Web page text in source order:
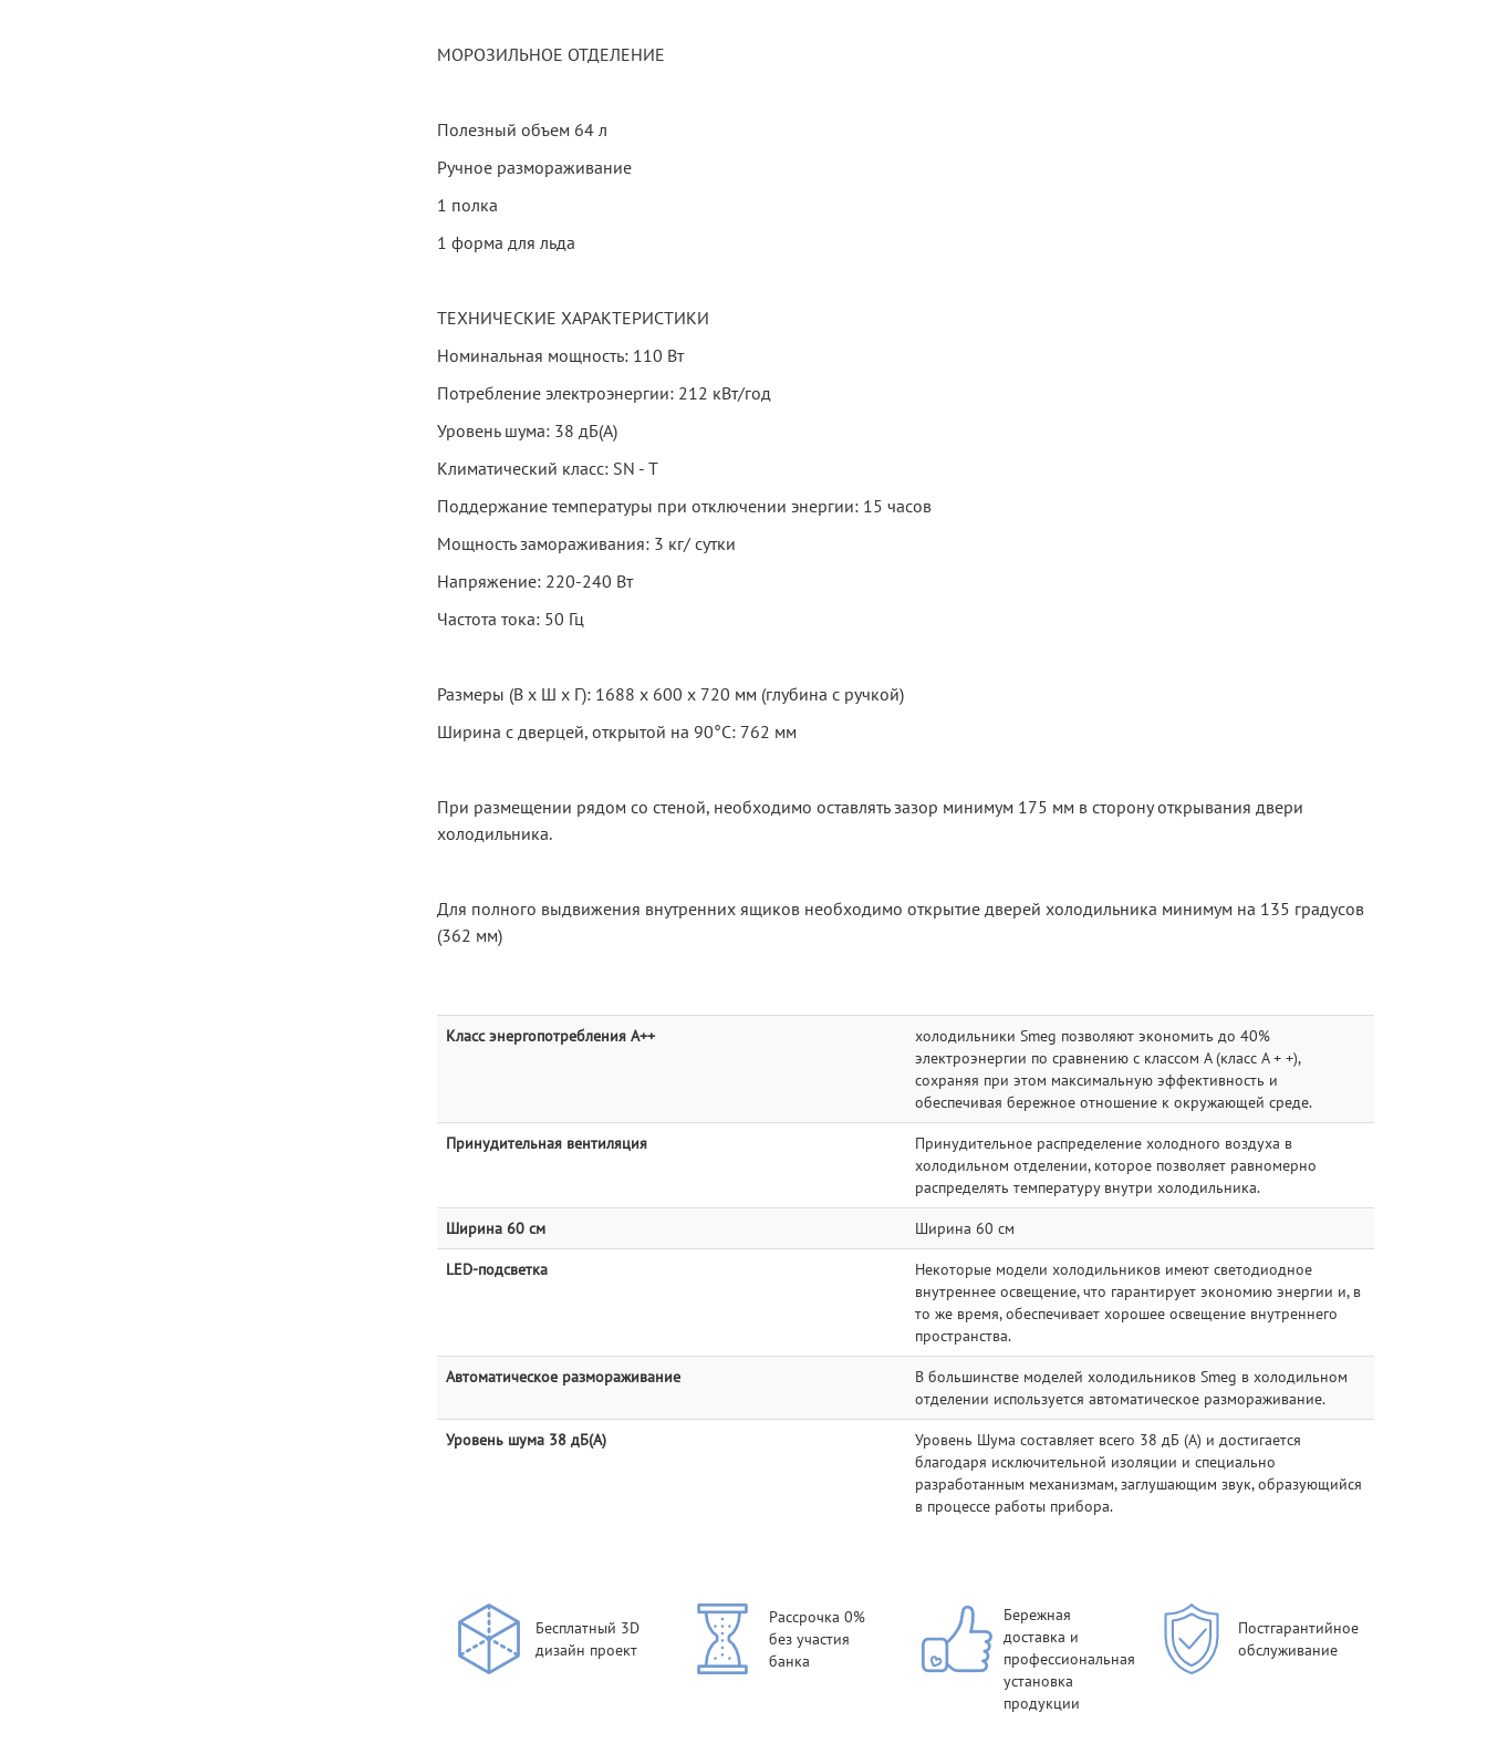
МОРОЗИЛЬНОЕ ОТДЕЛЕНИЕ
Полезный объем 64 л
Ручное размораживание
1 полка
1 форма для льда
ТЕХНИЧЕСКИЕ ХАРАКТЕРИСТИКИ
Номинальная мощность: 110 Вт
Потребление электроэнергии: 212 кВт/год
Уровень шума: 38 дБ(А)
Климатический класс: SN - T
Поддержание температуры при отключении энергии: 15 часов
Мощность замораживания: 3 кг/ сутки
Напряжение: 220-240 Вт
Частота тока: 50 Гц
Размеры (В х Ш х Г): 1688 х 600 х 720 мм (глубина с ручкой)
Ширина с дверцей, открытой на 90°С: 762 мм
При размещении рядом со стеной, необходимо оставлять зазор минимум 175 мм в сторону открывания двери
холодильника.
Для полного выдвижения внутренних ящиков необходимо открытие дверей холодильника минимум на 135 градусов
(362 мм)
Класс энергопотребления A++
холодильники Smeg позволяют экономить до 40%
электроэнергии по сравнению с классом А (класс A + +),
сохраняя при этом максимальную эффективность и
обеспечивая бережное отношение к окружающей среде.
Принудительная вентиляция
Принудительное распределение холодного воздуха в
холодильном отделении, которое позволяет равномерно
распределять температуру внутри холодильника.
Ширина 60 см Ширина 60 см
LED-подсветка
Некоторые модели холодильников имеют светодиодное
внутреннее освещение, что гарантирует экономию энергии и, в
то же время, обеспечивает хорошее освещение внутреннего
пространства.
Автоматическое размораживание
В большинстве моделей холодильников Smeg в холодильном
отделении используется автоматическое размораживание.
Уровень шума 38 дБ(А)
Уровень Шума составляет всего 38 дБ (А) и достигается
благодаря исключительной изоляции и специально
разработанным механизмам, заглушающим звук, образующийся
в процессе работы прибора.
Бесплатный 3D
дизайн проект
Рассрочка 0%
без участия
банка
Бережная
доставка и
профессиональная
установка
продукции
Постгарантийное
обслуживание